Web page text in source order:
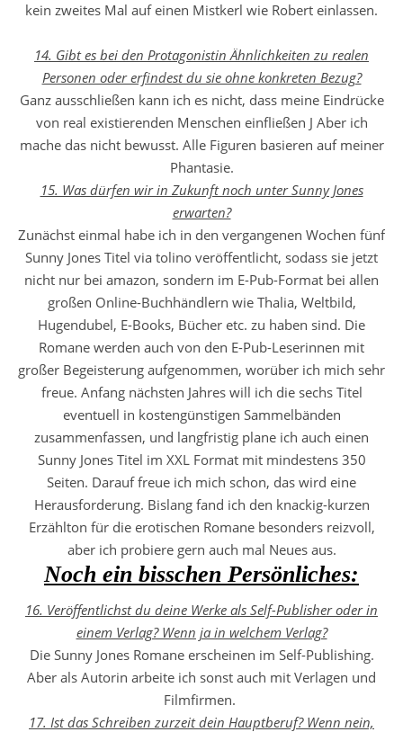
kein zweites Mal auf einen Mistkerl wie Robert einlassen.
14. Gibt es bei den Protagonistin Ähnlichkeiten zu realen
Personen oder erfindest du sie ohne konkreten Bezug?
Ganz ausschließen kann ich es nicht, dass meine Eindrücke
von real existierenden Menschen einfließen J Aber ich
mache das nicht bewusst. Alle Figuren basieren auf meiner
Phantasie.
15. Was dürfen wir in Zukunft noch unter Sunny Jones
erwarten?
Zunächst einmal habe ich in den vergangenen Wochen fünf
Sunny Jones Titel via tolino veröffentlicht, sodass sie jetzt
nicht nur bei amazon, sondern im E-Pub-Format bei allen
großen Online-Buchhändlern wie Thalia, Weltbild,
Hugendubel, E-Books, Bücher etc. zu haben sind. Die
Romane werden auch von den E-Pub-Leserinnen mit
großer Begeisterung aufgenommen, worüber ich mich sehr
freue. Anfang nächsten Jahres will ich die sechs Titel
eventuell in kostengünstigen Sammelbänden
zusammenfassen, und langfristig plane ich auch einen
Sunny Jones Titel im XXL Format mit mindestens 350
Seiten. Darauf freue ich mich schon, das wird eine
Herausforderung. Bislang fand ich den knackig-kurzen
Erzählton für die erotischen Romane besonders reizvoll,
aber ich probiere gern auch mal Neues aus.
Noch ein bisschen Persönliches:
16. Veröffentlichst du deine Werke als Self-Publisher oder in
einem Verlag? Wenn ja in welchem Verlag?
Die Sunny Jones Romane erscheinen im Self-Publishing.
Aber als Autorin arbeite ich sonst auch mit Verlagen und
Filmfirmen.
17. Ist das Schreiben zurzeit dein Hauptberuf? Wenn nein,